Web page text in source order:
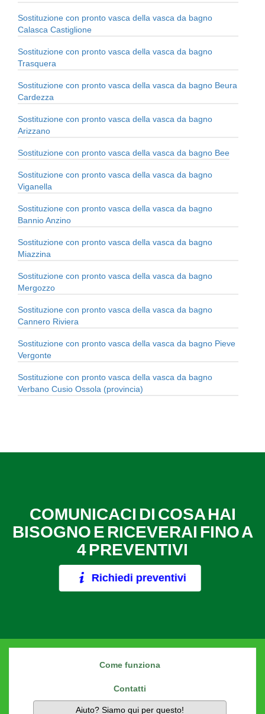
Sostituzione con pronto vasca della vasca da bagno
Calasca Castiglione
Sostituzione con pronto vasca della vasca da bagno
Trasquera
Sostituzione con pronto vasca della vasca da bagno Beura
Cardezza
Sostituzione con pronto vasca della vasca da bagno
Arizzano
Sostituzione con pronto vasca della vasca da bagno Bee
Sostituzione con pronto vasca della vasca da bagno
Viganella
Sostituzione con pronto vasca della vasca da bagno
Bannio Anzino
Sostituzione con pronto vasca della vasca da bagno
Miazzina
Sostituzione con pronto vasca della vasca da bagno
Mergozzo
Sostituzione con pronto vasca della vasca da bagno
Cannero Riviera
Sostituzione con pronto vasca della vasca da bagno Pieve
Vergonte
Sostituzione con pronto vasca della vasca da bagno
Verbano Cusio Ossola (provincia)
COMUNICACI DI COSA HAI
BISOGNO E RICEVERAI FINO A
4 PREVENTIVI
Richiedi preventivi
Come funziona
Contatti
Aiuto? Siamo qui per questo!